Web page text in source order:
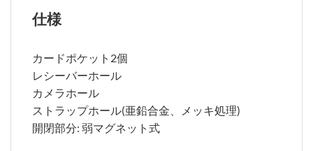
仕様
カードポケット2個
レシーバーホール
カメラホール
ストラップホール(亜鉛合金、メッキ処理)
開閉部分: 弱マグネット式